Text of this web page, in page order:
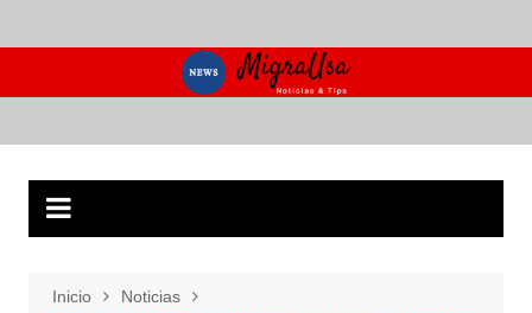
al
Inicio
Noticias